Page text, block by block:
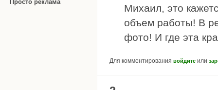
Просто реклама
Михаил, это
объем работы! В
фото! И где эта
Для комментирования войдите или